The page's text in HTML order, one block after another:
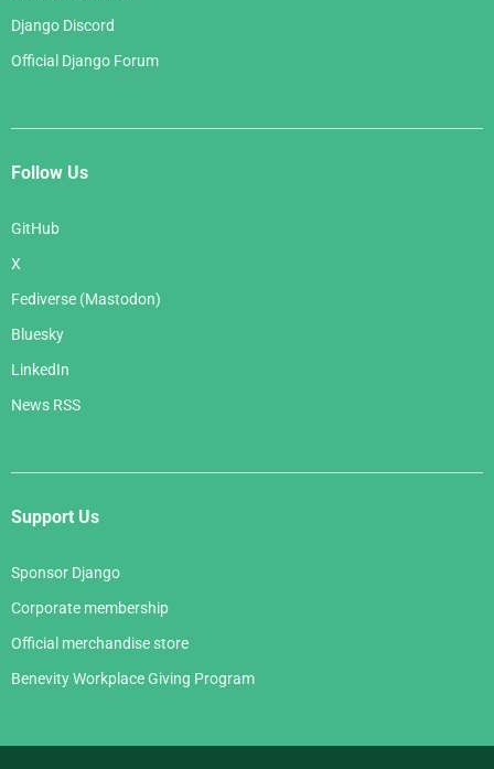
Django Discord
Official Django Forum
Follow Us
GitHub
X
Fediverse (Mastodon)
Bluesky
LinkedIn
News RSS
Support Us
Sponsor Django
Corporate membership
Official merchandise store
Benevity Workplace Giving Program